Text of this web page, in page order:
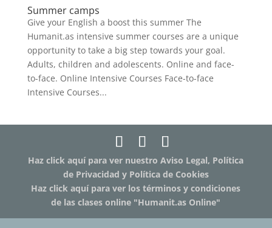
Summer camps
Give your English a boost this summer The
Humanit.as intensive summer courses are a unique
opportunity to take a big step towards your goal.
Adults, children and adolescents. Online and face-
to-face. Online Intensive Courses Face-to-face
Intensive Courses...
Haz click aquí para ver nuestro Aviso Legal, Política
de Privacidad y Política de Cookies
Haz click aquí para ver los términos y condiciones
de las clases online "Humanit.as Online"